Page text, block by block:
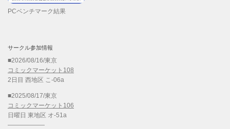
PCベンチマーク結果
サークル参加情報
■2026/08/16/東京
コミックマーケット108
2日目 西地区 こ-06a
■2025/08/17/東京
コミックマーケット106
日曜日 東地区 オ-51a
——————